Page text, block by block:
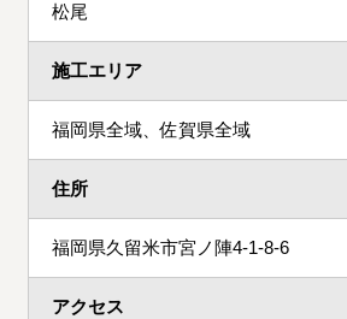
松尾
施工エリア
福岡県全域、佐賀県全域
住所
福岡県久留米市宮ノ陣4-1-8-6
アクセス